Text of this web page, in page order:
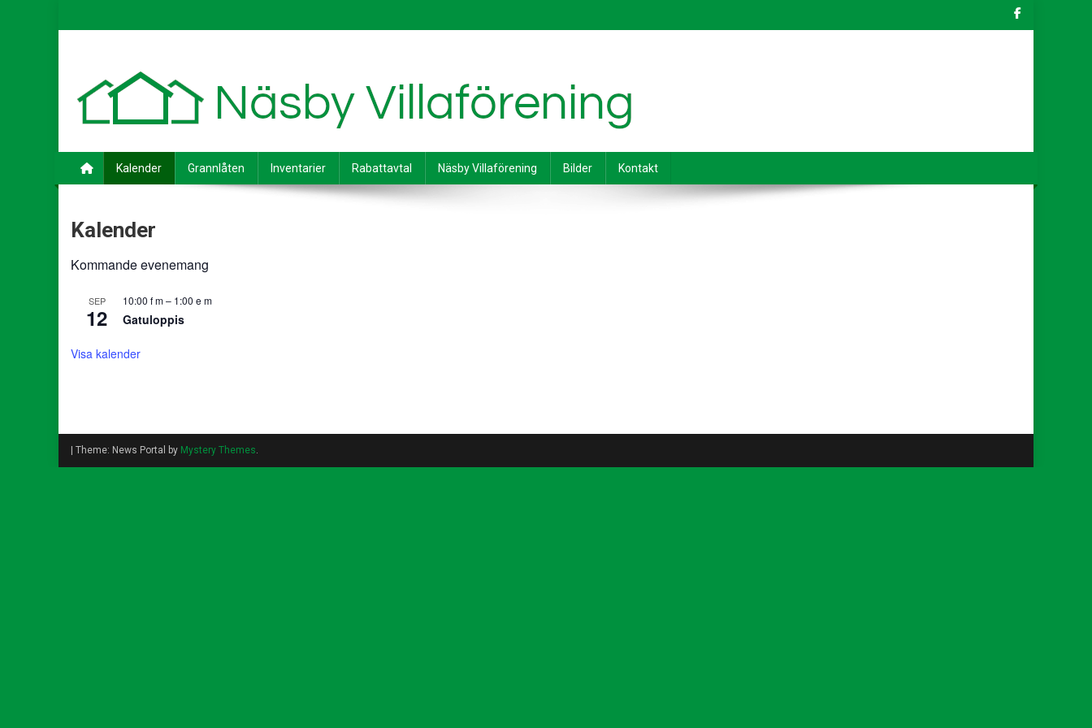
to
Kalender Grannlåten Inventarier Rabattavtal Näsby Villaförening Bilder Kontakt
Kalender
Kommande evenemang
SEP
12
10:00 f m– 1:00 e m
Gatuloppis
Visa kalender
Theme: News Portal by Mystery Themes.